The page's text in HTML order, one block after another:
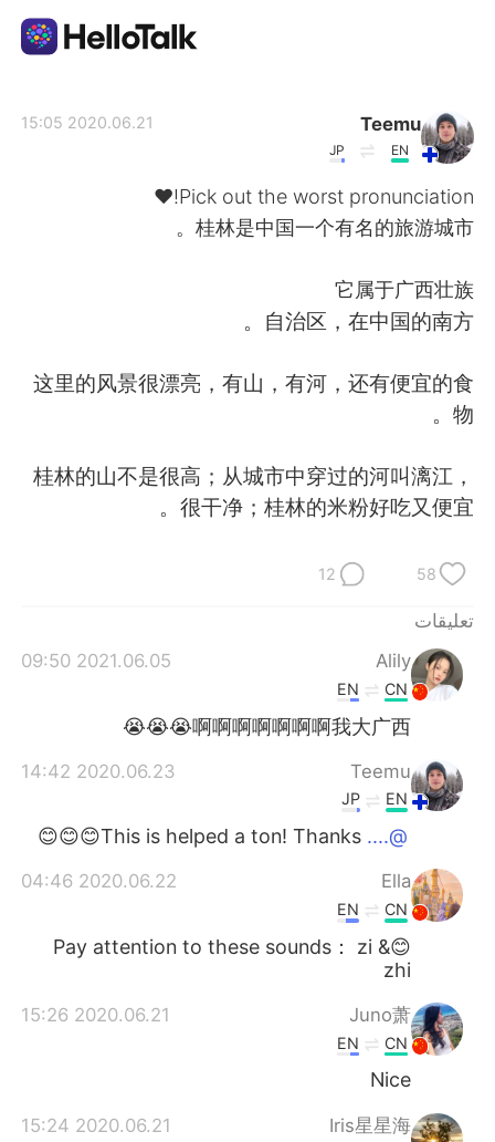
简体中文
繁體中文 Español
한국어
Türkçe
Português
Teemu
EN
JP
2020.06.21 15:05
Pick out the worst pronunciation!❤️
桂林是中国一个有名的旅游城市。
它属于广西壮族
自治区，在中国的南方。
这里的风景很漂亮，有山，有河，还有便宜的食
物。
桂林的山不是很高；从城市中穿过的河叫漓江，
很干净；桂林的米粉好吃又便宜。
58
12
تعليقات
Alily
2021.06.05 09:50
CN
EN
啊啊啊啊啊啊啊我大广西😭😭😭
Teemu
2020.06.23 14:42
EN
JP
@....
This is helped a ton! Thanks😊😊😊
Ella
2020.06.22 04:46
CN
EN
😊Pay attention to these sounds： zi &
zhi
Juno萧
2020.06.21 15:26
CN
EN
Nice
Iris星星海
2020.06.21 15:24